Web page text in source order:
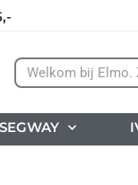
SEGWAY